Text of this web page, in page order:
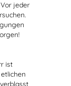
jeder
ist